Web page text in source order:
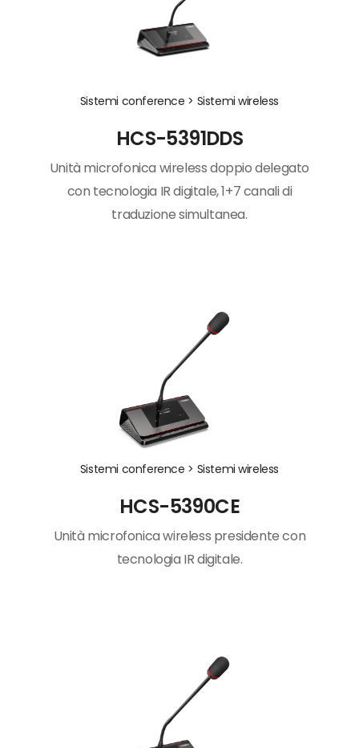
Sistemi conference > Sistemi wireless
HCS-5391DDS
Unità microfonica wireless doppio delegato
con tecnologia IR digitale, 1+7 canali di
traduzione simultanea.
Sistemi conference > Sistemi wireless
HCS-5390CE
Unità microfonica wireless presidente con
tecnologia IR digitale.